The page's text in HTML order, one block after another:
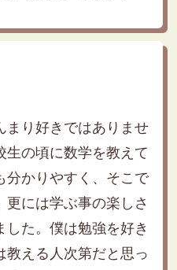
まり好きではありませ
生の頃に数学を教えて
分かりやすく、そこで
には学ぶ事の楽しさ
た。僕は勉強を好き
教える人次第だと思っ